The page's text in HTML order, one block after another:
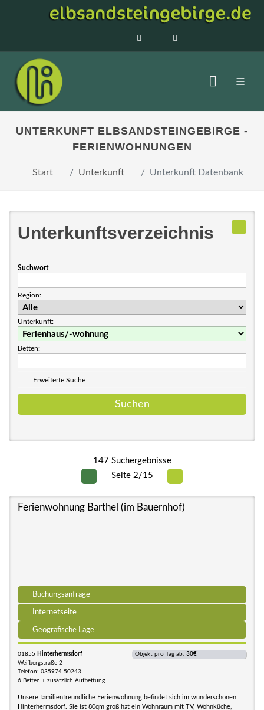
0160 99873408
UNTERKUNFT ELBSANDSTEINGEBIRGE -
FERIENWOHNUNGEN
Start Unterkunft Unterkunft Datenbank
Unterkunftsverzeichnis
Suchwort:
Region:
Unterkunft:
Betten:
Erweiterte Suche
147 Suchergebnisse
Seite 2/15
Ferienwohnung Barthel (im Bauernhof)
Buchungsanfrage
Internetseite
Geografische Lage
01855 Hinterhermsdorf
Weifbergstraße 2
Telefon: 035974 50243
6 Betten + zusätzlich Aufbettung
Objekt pro Tag ab: 30€
Unsere familienfreundliche Ferienwohnung befindet sich im wunderschönen
Hinterhermsdorf. Sie ist 80qm groß hat ein Wohnraum mit TV, Wohnküche,